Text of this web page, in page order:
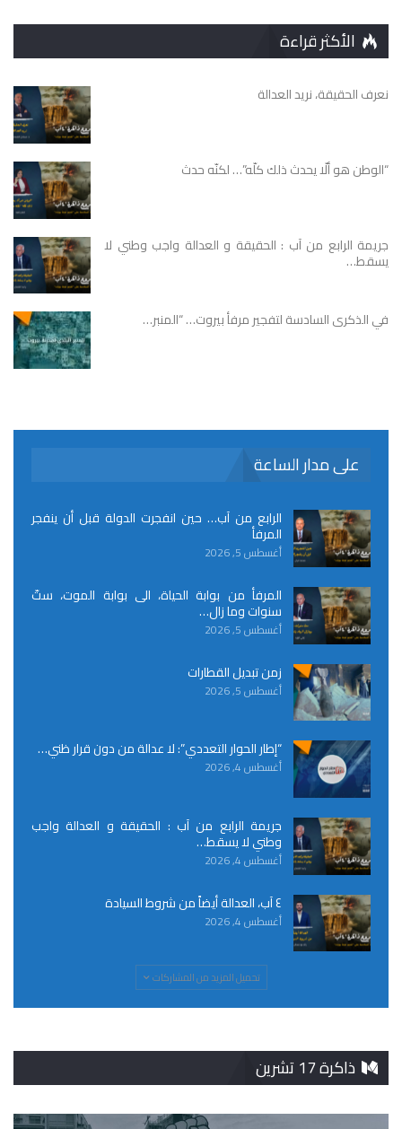
الأكثر قراءة
نعرف الحقيقة، نريد العدالة
“الوطن هو ألّا يحدث ذلك كلّه”… لكنّه حدث
جريمة الرابع من آب : الحقيقة و العدالة واجب وطني لا
يسقط…
في الذكرى السادسة لتفجير مرفأ بيروت… “المنبر…
على مدار الساعة
الرابع من آب… حين انفجرت الدولة قبل أن ينفجر
المرفأ
أغسطس 5, 2026
المرفأ من بوابة الحياة، الى بوابة الموت، ستّ
سنوات وما زال…
أغسطس 5, 2026
زمن تبديل القطارات
أغسطس 5, 2026
“إطار الحوار التعددي”: لا عدالة من دون قرار ظني…
أغسطس 4, 2026
جريمة الرابع من آب : الحقيقة و العدالة واجب
وطني لا يسقط…
أغسطس 4, 2026
٤ آب، العدالة أيضاً من شروط السيادة
أغسطس 4, 2026
تحميل المزيد من المشاركات
ذاكرة 17 تشرين